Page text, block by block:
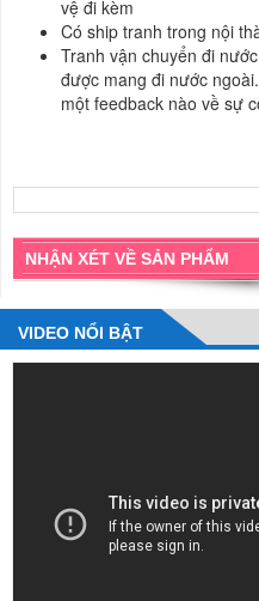
vệ đi kèm
Có ship tranh trong nội
Tranh vận chuyển đi
được mang đi nước
một feedback nào về sự
NHẬN XÉT VỀ SẢN PHẨM
VIDEO NỔI BẬT